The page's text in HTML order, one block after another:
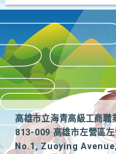
高雄市立海青高級工商職
813-009 高雄市左營區
No.1, Zuoying